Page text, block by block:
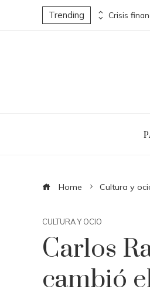
Trending Decisiones clave que redefinieron sectores industriales en el siglo XX
Home Cultura y
CULTURA Y OCIO
Carlos
cambió